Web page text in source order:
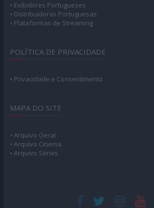
• Exibidores Portugueses
• Distribuidoras Portuguesas
• Plataformas de Streaming
POLÍTICA DE PRIVACIDADE
• Privacidade e Consentimento
MAPA DO SITE
• Arquivo Geral
• Arquivo Cinema
• Arquivo Séries